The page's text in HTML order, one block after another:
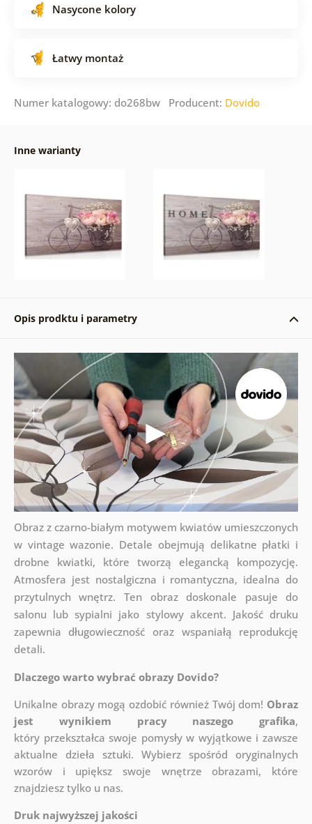
Nasycone kolory
Łatwy montaż
Numer katalogowy: do268bw Producent: Dovido
Inne warianty
Opis prodktu i parametry
Obraz z czarno-białym motywem kwiatów umieszczonych
w vintage wazonie. Detale obejmują delikatne płatki i
drobne kwiatki, które tworzą elegancką kompozycję.
Atmosfera jest nostalgiczna i romantyczna, idealna do
przytulnych wnętrz. Ten obraz doskonale pasuje do
salonu lub sypialni jako stylowy akcent. Jakość druku
zapewnia długowieczność oraz wspaniałą reprodukcję
detali.
Dlaczego warto wybrać obrazy Dovido?
Unikalne obrazy mogą ozdobić również Twój dom! Obraz
jest wynikiem pracy naszego grafika,
który przekształca swoje pomysły w wyjątkowe i zawsze
aktualne dzieła sztuki. Wybierz spośród oryginalnych
wzorów i upiększ swoje wnętrze obrazami, które
znajdziesz tylko u nas.
Druk najwyższej jakości